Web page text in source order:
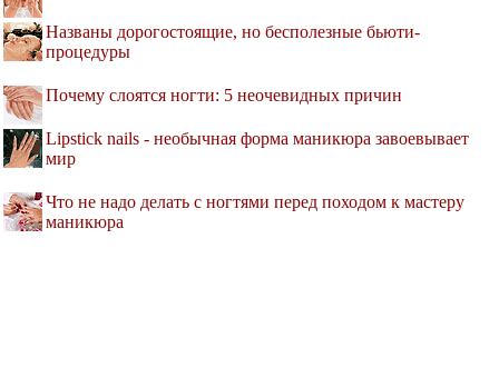
Названы дорогостоящие, но бесполезные бьюти-
процедуры
Почему слоятся ногти: 5 неочевидных причин
Lipstick nails - необычная форма маникюра завоевывает
мир
Что не надо делать с ногтями перед походом к мастеру
маникюра